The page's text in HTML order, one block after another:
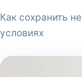
Как сохранить
условиях